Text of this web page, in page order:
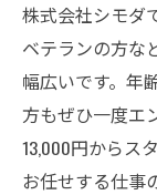
株式会社シモダ
ベテランの方な
幅広いです。年
方もぜひ一度エ
13,000円からス
お任せする仕事